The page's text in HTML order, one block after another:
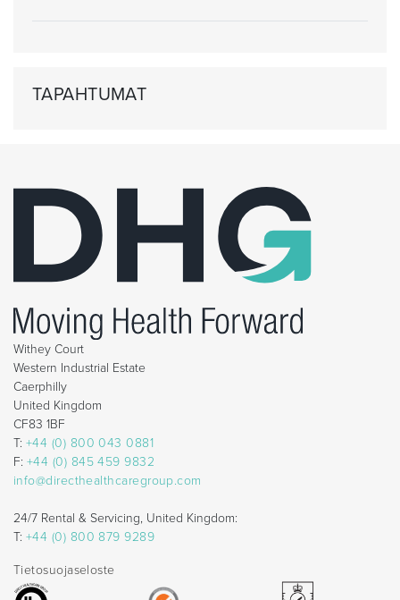
TAPAHTUMAT
Withey Court
Western Industrial Estate
Caerphilly
United Kingdom
CF83 1BF
T: +44 (0) 800 043 0881
F: +44 (0) 845 459 9832
info@directhealthcaregroup.com
24/7 Rental & Servicing, United Kingdom:
T: +44 (0) 800 879 9289
Tietosuojaseloste